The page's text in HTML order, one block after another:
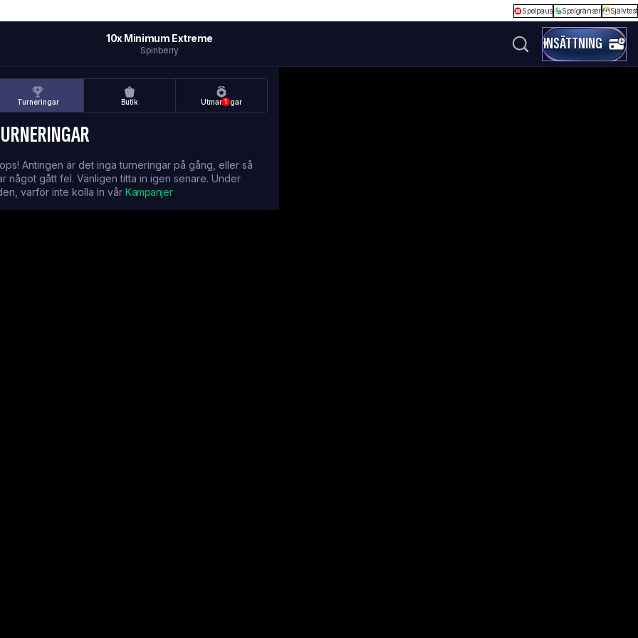
Spelpaus Spelgränser Självtest
10x Minimum Extreme
Spinberry INSÄTTNING
Turneringar Butik 1
Utmaningar
Antingen är det inga turneringar på gång, eller så
något gått fel. Vänligen titta in igen senare. Under
varför inte kolla in vår Kampanjer